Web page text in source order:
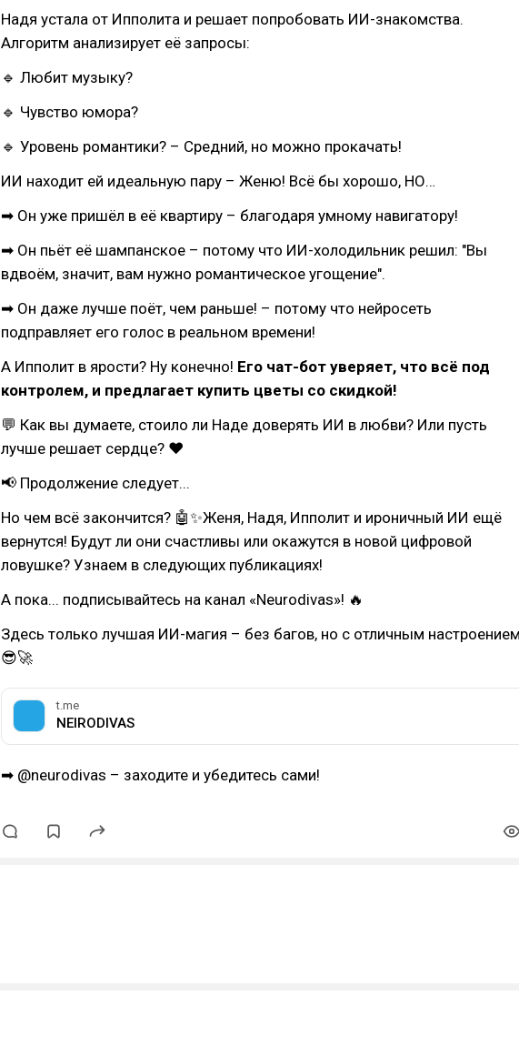
Надя устала от Ипполита и решает попробовать ИИ-знакомства.
Алгоритм анализирует её запросы:
🔹 Любит музыку?
🔹 Чувство юмора?
🔹 Уровень романтики? – Средний, но можно прокачать!
ИИ находит ей идеальную пару – Женю! Всё бы хорошо, НО…
➡ Он уже пришёл в её квартиру – благодаря умному навигатору!
➡ Он пьёт её шампанское – потому что ИИ-холодильник решил: "Вы
вдвоём, значит, вам нужно романтическое угощение".
➡ Он даже лучше поёт, чем раньше! – потому что нейросеть
подправляет его голос в реальном времени!
А Ипполит в ярости? Ну конечно! Его чат-бот уверяет, что всё под
контролем, и предлагает купить цветы со скидкой!
💬 Как вы думаете, стоило ли Наде доверять ИИ в любви? Или пусть
лучше решает сердце? ❤
📢 Продолжение следует...
Но чем всё закончится? 🤖✨Женя, Надя, Ипполит и ироничный ИИ ещё
вернутся! Будут ли они счастливы или окажутся в новой цифровой
ловушке? Узнаем в следующих публикациях!
А пока... подписывайтесь на канал «Neurodivas»! 🔥
Здесь только лучшая ИИ-магия – без багов, но с отличным
😎🚀
t.me
NEIRODIVAS
➡ @neurodivas – заходите и убедитесь сами!